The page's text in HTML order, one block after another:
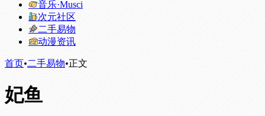
音乐·Musci
次元社区
二手易物
动漫资讯
首页•二手易物•正文
妃鱼